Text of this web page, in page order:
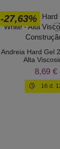
-27,63%
Andreia Hard Gel
Alta
8,69 €
16 d.